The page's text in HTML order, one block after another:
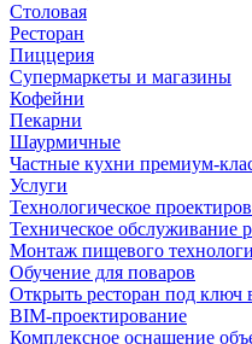
Столовая
Ресторан
Пиццерия
Супермаркеты и магазины
Кофейни
Пекарни
Шаурмичные
Частные кухни премиум-
Услуги
Технологическое
Техническое обслуживание
Монтаж пищевого
Обучение для поваров
Открыть ресторан под ключ
BIM-проектирование
Комплексное оснащение